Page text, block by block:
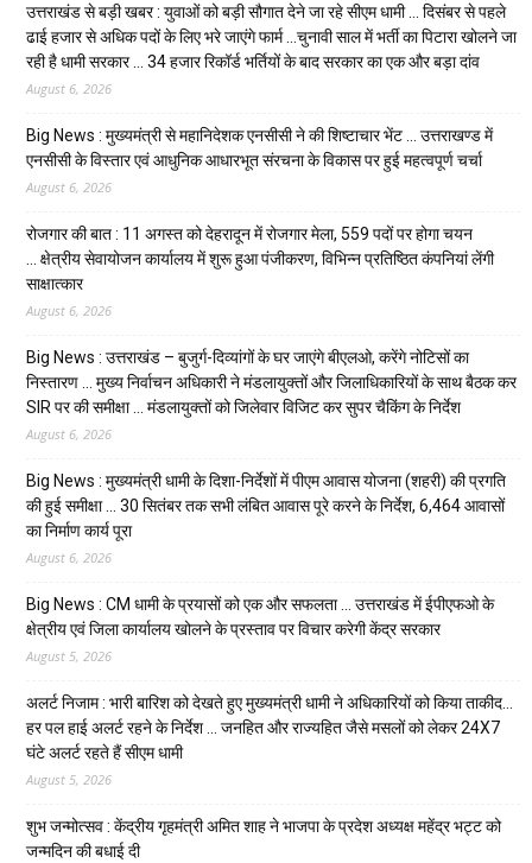
उत्तराखंड से बड़ी खबर : युवाओं को बड़ी सौगात देने जा रहे सीएम धामी … दिसंबर से पहले
ढाई हजार से अधिक पदों के लिए भरे जाएंगे फार्म …चुनावी साल में भर्ती का पिटारा खोलने जा
रही है धामी सरकार … 34 हजार रिकॉर्ड भर्तियों के बाद सरकार का एक और बड़ा दांव
August 6, 2026
Big News : मुख्यमंत्री से महानिदेशक एनसीसी ने की शिष्टाचार भेंट … उत्तराखण्ड में
एनसीसी के विस्तार एवं आधुनिक आधारभूत संरचना के विकास पर हुई महत्वपूर्ण चर्चा
August 6, 2026
रोजगार की बात : 11 अगस्त को देहरादून में रोजगार मेला, 559 पदों पर होगा चयन
… क्षेत्रीय सेवायोजन कार्यालय में शुरू हुआ पंजीकरण, विभिन्न प्रतिष्ठित कंपनियां लेंगी
साक्षात्कार
August 6, 2026
Big News : उत्तराखंड – बुजुर्ग-दिव्यांगों के घर जाएंगे बीएलओ, करेंगे नोटिसों का
निस्तारण … मुख्य निर्वाचन अधिकारी ने मंडलायुक्तों और जिलाधिकारियों के साथ बैठक कर
SIR पर की समीक्षा … मंडलायुक्तों को जिलेवार विजिट कर सुपर चैकिंग के निर्देश
August 6, 2026
Big News : मुख्यमंत्री धामी के दिशा-निर्देशों में पीएम आवास योजना (शहरी) की प्रगति
की हुई समीक्षा … 30 सितंबर तक सभी लंबित आवास पूरे करने के निर्देश, 6,464 आवासों
का निर्माण कार्य पूरा
August 6, 2026
Big News : CM धामी के प्रयासों को एक और सफलता … उत्तराखंड में ईपीएफओ के
क्षेत्रीय एवं जिला कार्यालय खोलने के प्रस्ताव पर विचार करेगी केंद्र सरकार
August 5, 2026
अलर्ट निजाम : भारी बारिश को देखते हुए मुख्यमंत्री धामी ने अधिकारियों को किया ताकीद…
हर पल हाई अलर्ट रहने के निर्देश … जनहित और राज्यहित जैसे मसलों को लेकर 24X7
घंटे अलर्ट रहते हैं सीएम धामी
August 5, 2026
शुभ जन्मोत्सव : केंद्रीय गृहमंत्री अमित शाह ने भाजपा के प्रदेश अध्यक्ष महेंद्र भट्ट को
जन्मदिन की बधाई दी